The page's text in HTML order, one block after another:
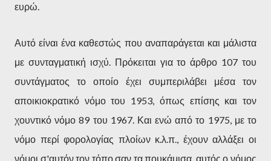
ευρώ.
Αυτό είναι ένα καθεστώς που αναπαράγεται και μάλιστα
με συνταγματική ισχύ. Πρόκειται για το άρθρο 107 του
συντάγματος το οποίο έχει συμπεριλάβει μέσα τον
αποικιοκρατικό νόμο του 1953, όπως επίσης και τον
χουντικό νόμο 89 του 1967. Και ενώ από το 1975, με το
νόμο περί φορολογίας πλοίων κ.λ.π., έχουν αλλάξει οι
νόμοι σ'αυτόν τον τόπο σαν τα πουκάμισα, αυτός ο νόμος